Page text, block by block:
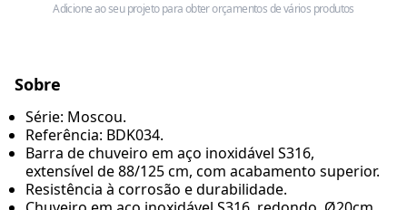
Adicione ao seu projeto para obter orçamentos de vários produtos
Sobre
Série: Moscou.
Referência: BDK034.
Barra de chuveiro em aço inoxidável S316,
extensível de 88/125 cm, com acabamento superior.
Resistência à corrosão e durabilidade.